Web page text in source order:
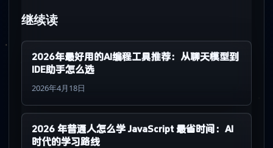
继续读
2026年最好用的AI编程工具推荐：从聊天模型到
IDE助手怎么选
2026年4月18日
2026 年普通人怎么学 JavaScript 最省时间：AI
时代的学习路线